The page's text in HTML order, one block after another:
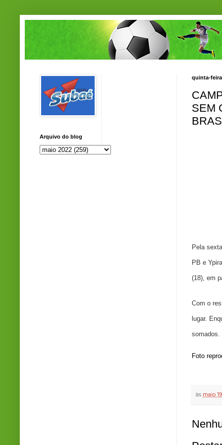
quinta-
SEM
Pela
PB e
(18), em
Com o
lugar.
somados.
Foto
às maio
Arquivo do blog